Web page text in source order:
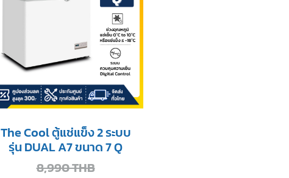
The Cool ตู้แช่แข็ง 2 ระบบ
รุ่น DUAL A7 ขนาด 7 Q
8,990 THB